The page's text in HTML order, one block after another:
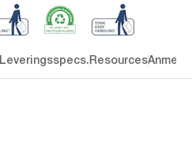
Leveringsspecs.Resources